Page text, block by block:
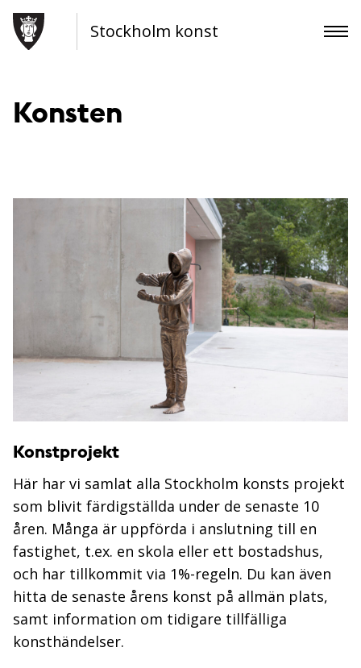
Stockholm konst
Konsten
Konstprojekt
Här har vi samlat alla Stockholm konsts projekt
som blivit färdigställda under de senaste 10
åren. Många är uppförda i anslutning till en
fastighet, t.ex. en skola eller ett bostadshus,
och har tillkommit via 1%-regeln. Du kan även
hitta de senaste årens konst på allmän plats,
samt information om tidigare tillfälliga
konsthändelser.